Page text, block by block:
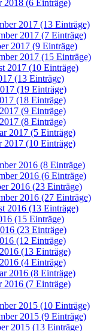
2018 (6 Einträge)
2017 (13 Einträge)
2017 (7 Einträge)
2017 (9 Einträge)
2017 (15 Einträge)
2017 (10 Einträge)
(13 Einträge)
(19 Einträge)
(18 Einträge)
(9 Einträge)
(8 Einträge)
2017 (5 Einträge)
2017 (10 Einträge)
2016 (8 Einträge)
2016 (6 Einträge)
2016 (23 Einträge)
2016 (27 Einträge)
2016 (13 Einträge)
(15 Einträge)
(23 Einträge)
(12 Einträge)
(13 Einträge)
(4 Einträge)
2016 (8 Einträge)
2016 (7 Einträge)
2015 (10 Einträge)
2015 (9 Einträge)
2015 (13 Einträge)